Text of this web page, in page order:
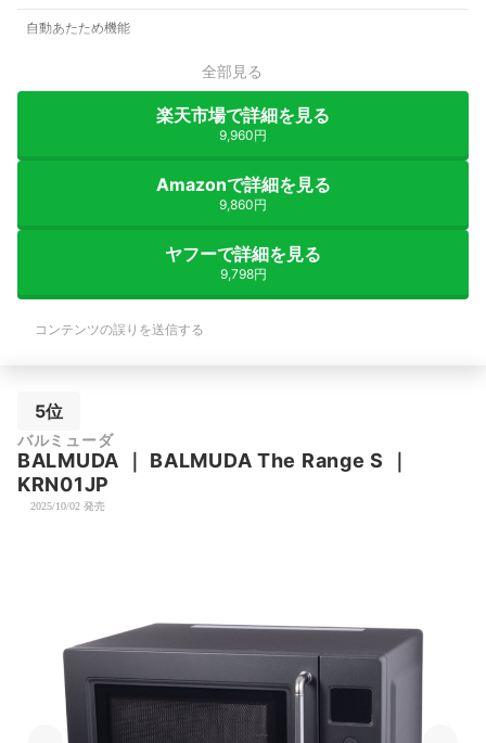
自動あたため機能
全部見る
楽天市場で詳細を見る
9,960円
Amazonで詳細を見る
9,860円
ヤフーで詳細を見る
9,798円
コンテンツの誤りを送信する
5位
バルミューダ
BALMUDA ｜ BALMUDA The Range S ｜
KRN01JP
2025/10/02 発売